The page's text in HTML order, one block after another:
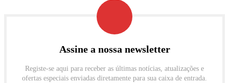
Assine a nossa newsletter
Registe-se aqui para receber as últimas notícias, atualizações e
ofertas especiais enviadas diretamente para sua caixa de entrada.